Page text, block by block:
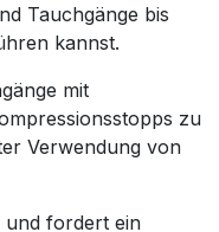
Tauchgänge bis
kannst.
mit
zu
Verwendung von
und fordert ein